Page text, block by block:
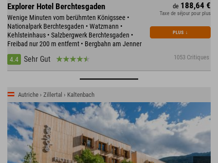
Explorer Hotel Berchtesgaden
Wenige Minuten vom berühmten Königssee •
Nationalpark Berchtesgaden • Watzmann •
Kehlsteinhaus • Salzbergwerk Berchtesgaden •
Freibad nur 200 m entfernt • Bergbahn am Jenner
4.4
Sehr Gut 1053 Critiques
de 188,64 €
Taxe de séjour pour plus
PLUS ↓
Autriche › Zillertal › Kaltenbach